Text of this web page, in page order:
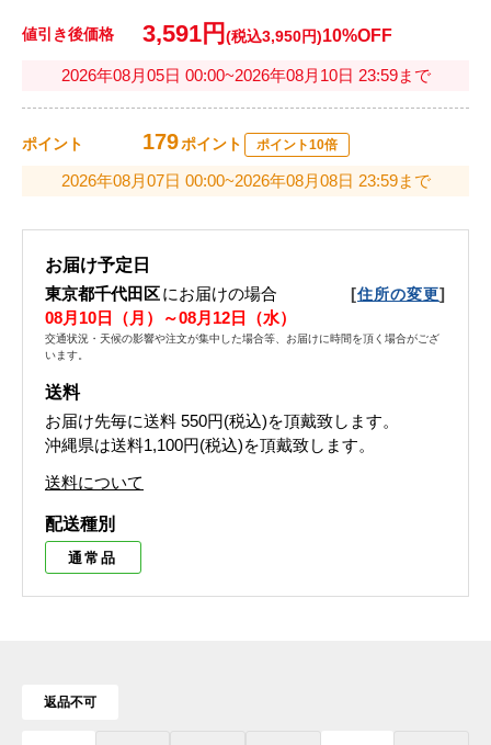
値引き後価格 3,591円 (税込3,950円)10%OFF
2026年08月05日 00:00~2026年08月10日 23:59まで
ポイント 179ポイント ポイント10倍
2026年08月07日 00:00~2026年08月08日 23:59まで
お届け予定日
東京都千代田区にお届けの場合 [住所の変更]
08月10日（月）～08月12日（水）
交通状況・天候の影響や注文が集中した場合等、お届けに時間を頂く場合がござ
います。
送料
お届け先毎に送料 550円(税込)を頂戴致します。
沖縄県は送料1,100円(税込)を頂戴致します。
送料について
配送種別
通常品
返品不可